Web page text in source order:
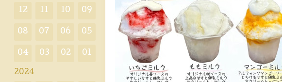
12 11 10 09
08 07 06 05
04 03 02 01
2024